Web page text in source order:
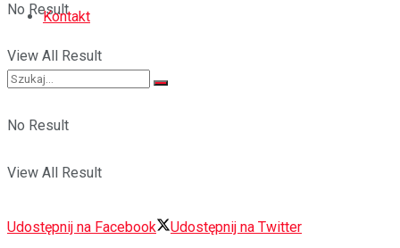
No Result
View All Result
Kontakt
No Result
View All Result
Udostępnij na Facebook
Udostępnij na Twitter